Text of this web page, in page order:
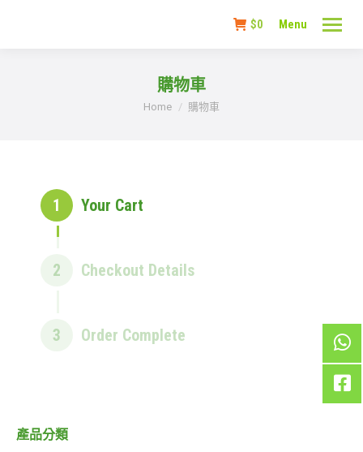
$0 Menu
購物車
You are here:
Home 購物車
Your Cart
1
Checkout Details
2
Order Complete
3
產品分類